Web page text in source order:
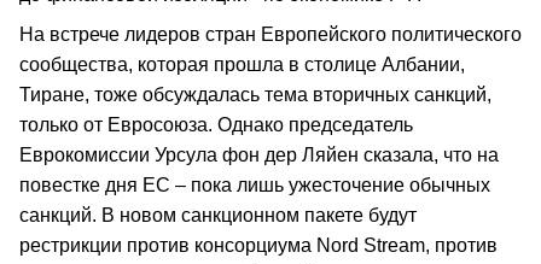
На встрече лидеров стран Европейского политического
сообщества, которая прошла в столице Албании,
Тиране, тоже обсуждалась тема вторичных санкций,
только от Евросоюза. Однако председатель
Еврокомиссии Урсула фон дер Ляйен сказала, что на
повестке дня ЕС – пока лишь ужесточение обычных
санкций. В новом санкционном пакете будут
рестрикции против консорциума Nord Stream, против